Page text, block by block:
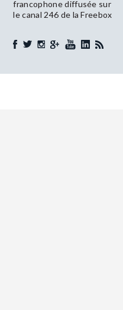
francophone diffusée sur
le canal 246 de la Freebox